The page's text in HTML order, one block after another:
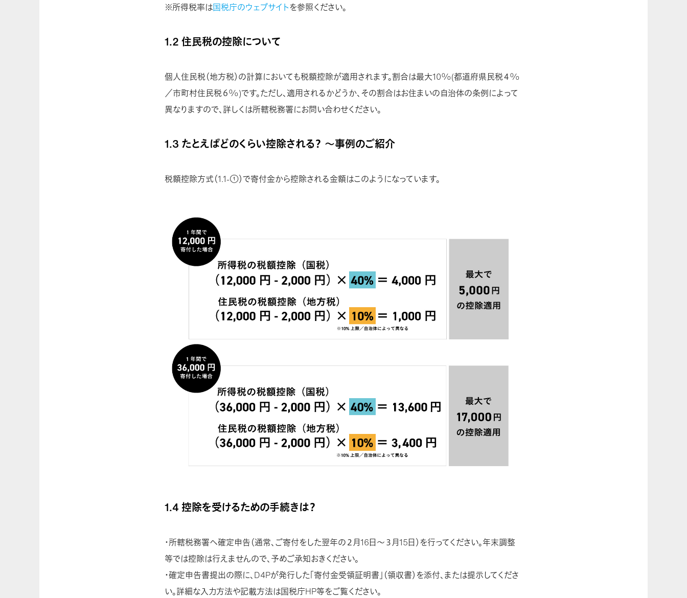
※所得税率は国税庁のウェブサイトを参照ください。
1.2 住民税の控除について
個人住民税（地方税）の計算においても税額控除が適用されます。割合は最大10%(都道府県民税４%
／市町村住民税６%)です。ただし、適用されるかどうか、その割合はお住まいの自治体の条例によって
異なりますので、詳しくは所轄税務署にお問い合わせください。
1.3 たとえばどのくらい控除される？ 〜事例のご紹介
税額控除方式（1.1-①）で寄付金から控除される金額はこのようになっています。
1.4 控除を受けるための手続きは？
・所轄税務署へ確定申告（通常、ご寄付をした翌年の２月16日〜３月15日）を行ってください。年末調整
等では控除は行えませんので、予めご承知おきください。
・確定申告書提出の際に、D4Pが発行した「寄付金受領証明書」（領収書）を添付、または提示してくださ
い。詳細な入力方法や記載方法は国税庁HP等をご覧ください。